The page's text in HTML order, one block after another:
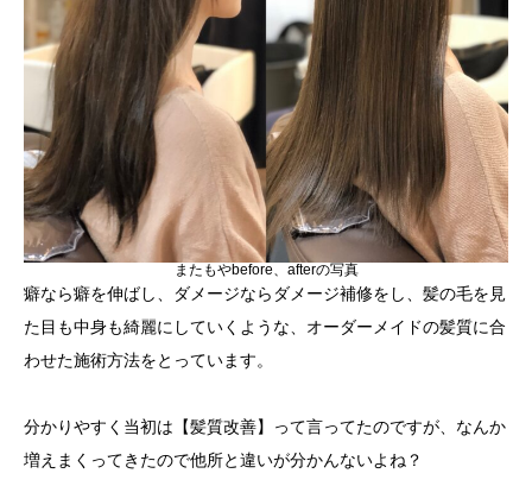
またもやbefore、afterの写真
癖なら癖を伸ばし、ダメージならダメージ補修をし、髪の毛を見
た目も中身も綺麗にしていくような、オーダーメイドの髪質に合
わせた施術方法をとっています。
分かりやすく当初は【髪質改善】って言ってたのですが、なんか
増えまくってきたので他所と違いが分かんないよね？